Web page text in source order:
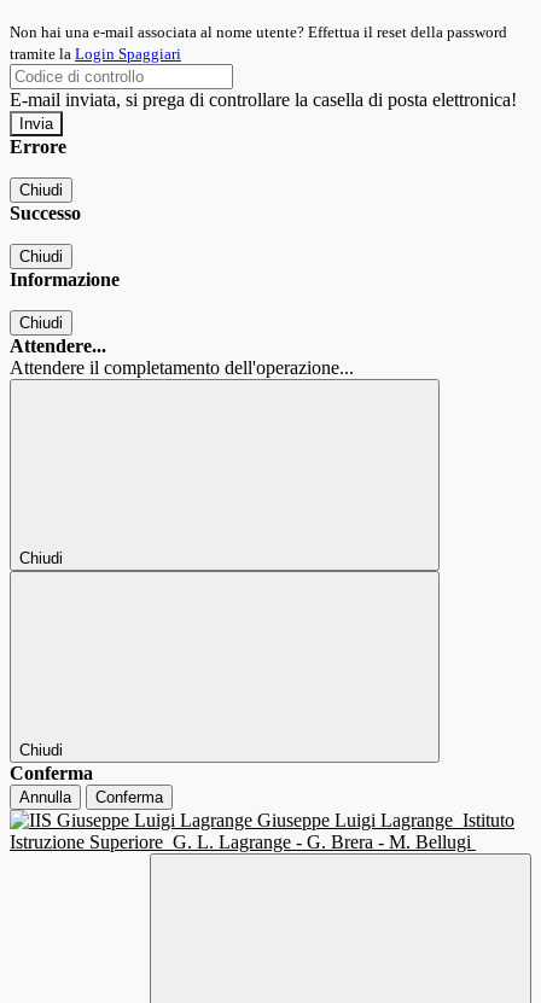
Non hai una e-mail associata al nome utente? Effettua il reset della password
tramite la Login Spaggiari
E-mail inviata, si prega di controllare la casella di posta elettronica!
Errore
Chiudi
Successo
Chiudi
Informazione
Chiudi
Attendere...
Attendere il completamento dell'operazione...
Chiudi
Chiudi
Conferma
Annulla Conferma
Giuseppe Luigi Lagrange Istituto
Istruzione Superiore G. L. Lagrange - G. Brera - M. Bellugi